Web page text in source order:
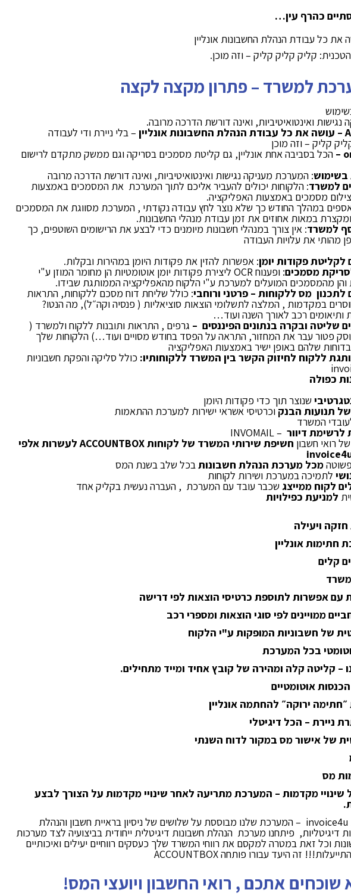
כהרף עין…
קליק קליק קליק – וזה מוכן.
למשרד – פתרון מקצה לקצה
ואינטואיטיביות, ואינה דורשת הדרכה מרובה.
– עושה את כל עבודת הנהלת החשבונות אונליין – בלי ניירת ודי לעבודה
קליק – וזה מוכן
–הכל בסביבה אחת אונליין, גם קליטת מסמכים בסריקה וגם ממשק מתקדם לרישום
בשימוש: המערכת מעניקה נגישות ואינטואיטיביות, ואינה דורשת הדרכה מרובה
למשרד: הלקוחות יכולים להעביר אליכם לתוך המערכת את המסמכים באמצעות
מסמכים באמצעות האפליקציה.
במהלך החודש כך שלא נוצר לחץ עבודה נקודתי , המערכת מסווגת את המסמכים
במאות אחוזים את זמן עבודת מנהלי החשבונות.
למשרד: אין צורך במנהלי חשבונות מיומנים כדי לבצע את הרישומים השוטפים, כך
מהותי את עלויות העבודה
פקודות יומן: אפשרות להזין את פקודות היומן במהירות ובקלות.
מסמכים : ופענוח OCR ליצירת פקודות יומן אוטומטיות הן מחומר המוזן ע"י
והן מהמסמכים המועלים למערכת ע"י הלקוח מהאפליקציה הממותגת שבידו.
מס ללקוחות – פרטני ורוחבי: כולל שליחת דוח מסכם ללקוחות, התראות
במקדמות , המלצה לתשלומי הוצאות סוציאליות ( פנסיה וקה״ל), מה הנטו?
רכב לאורך השנה ועוד…
שליטה ובקרה בנתונים הפיננסים – גרפים , התראות ותובנות ללקוח ולמשרד (
פטור עבר את המחזור, התראה על הפסד בחודש מסויים ועוד…) הלקוחות שלך
שלהם באופן ישיר באמצעות האפליקציה
ללקוח לחיזוק הקשר בין המשרד ללקוחותיו: כולל סליקה והפקת חשבוניות
כפולה
שנוצר תוך כדי פקודות היומן
של תנועות הבנקוכרטיסי אשראי ישירות למערכת ההתאמות
המשרד
לרשימת דיוור – INVOMAIL
רואי חשבון חשיפת שירותי המשרד של לקוחות ACCOUNTBOX לעשרות אלפי
מכל מערכת הנהלת חשבונותבכל שלב בשנת המס
לתמיכה במערכת ושירות לקוחות
לקוח ממייצגשכבר עובד עם המערכת , העברה נעשית בקליק אחד
למניעת כפילויות
ויעילה
חתימות אונליין
קלים
עם אפשרות לתוספת כרטיסי הוצאות לפי דרישה
ממויינים לפי סוגי הוצאות ומספרי רכב
של חשבוניות המופקות ע"י הלקוח
– קליטה קלה ומהירה של קובץ אחיד ומייד מתחילים.
אוטומטיים
ירוקה״ להחתמה אונליין
ניירת – הכל דיגיטלי
של אישור מס במקור לדוח השנתי
מס
מקדמות – המערכת מתריעה לאחר שינויי מקדמות על הצורך לבצע
מוניטין – מבית invoice4u – המערכת שלנו מבוססת על שלושים של ניסיון בראיית חשבון והנהלת
דיגיטליות, פיתחנו מערכת הנהלת חשבונות דיגיטלית ייחודית בביצועיה לצד מערכות
וכל זאת במטרה למקסם את רווחי המשרד שלך כעסקים רווחיים יעילים ואיכותיים
שוכחים אתכם , רואי החשבון ויועצי המס!